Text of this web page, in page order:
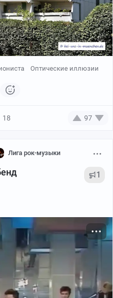
Оптические иллюзии
18 97
Лига рок-музыки
1